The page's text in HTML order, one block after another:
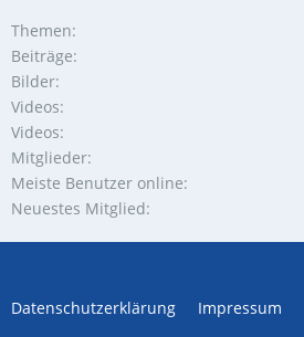
Themen
Beiträge
Bilder
Videos
Videos
Mitglieder
Meiste Benutzer online
Neuestes Mitglied
Datenschutzerklärung Impressum